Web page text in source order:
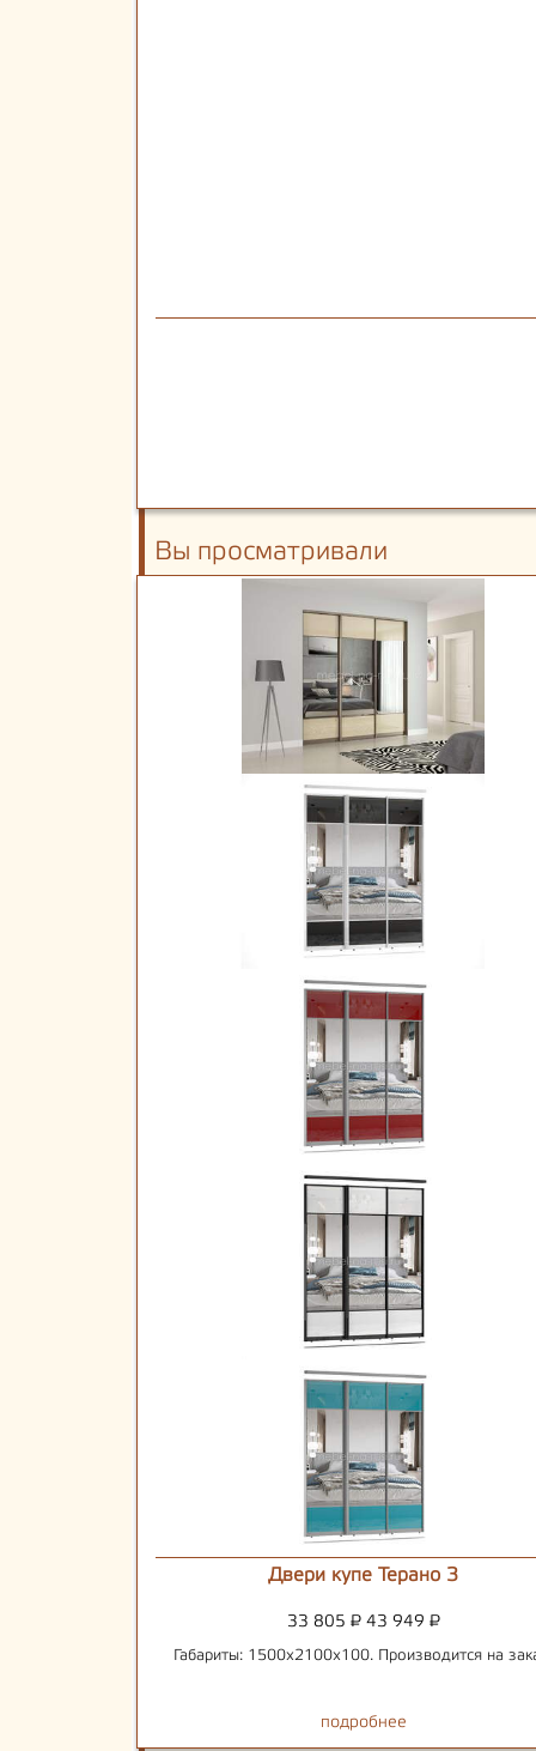
Вы просматривали
Двери купе Терано 3
33 805 ₽ 43 949 ₽
Габариты: 1500х2100х100. Производится на
подробнее